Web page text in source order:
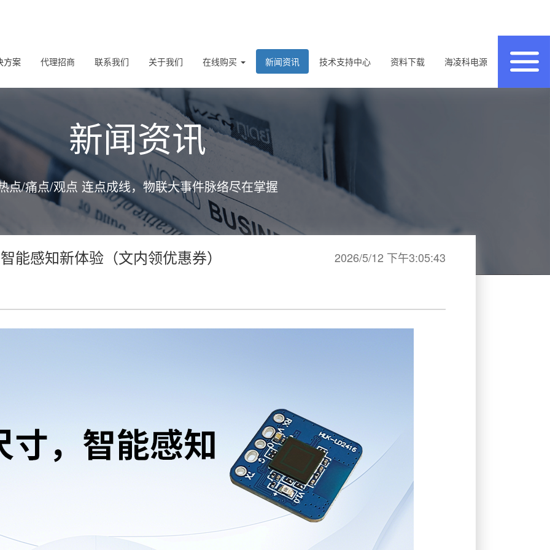
方案 代理招商 联系我们 关于我们 在线购买 新闻资讯 技术支持中心 资料下载 海凌科电源
新闻资讯
点/痛点/观点 连点成线，物联大事件脉络尽在掌握
能感知新体验（文内领优惠券） 2026/5/12 下午3:05:43